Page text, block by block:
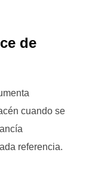
de
cuando se
referencia.